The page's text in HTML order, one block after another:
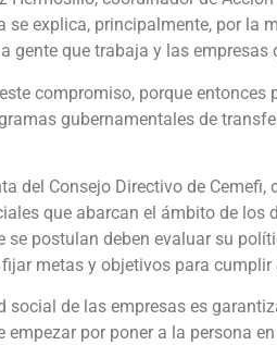
se explica, principalmente, por la
gente que trabaja y las empresas
compromiso, porque
gubernamentales de
del Consejo Directivo de Cemefi,
que abarcan el ámbito de los
se postulan deben evaluar su
metas y objetivos para
social de las empresas es
por poner a la persona